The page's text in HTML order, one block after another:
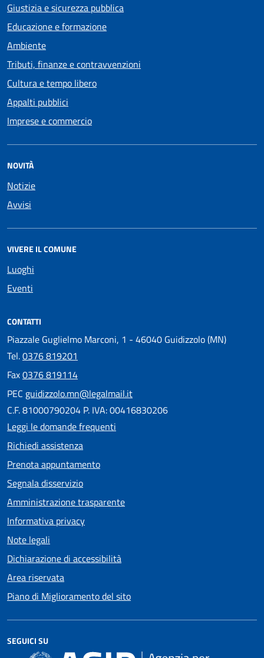
Giustizia e sicurezza pubblica
Educazione e formazione
Ambiente
Tributi, finanze e contravvenzioni
Cultura e tempo libero
Appalti pubblici
Imprese e commercio
NOVITÀ
Notizie
Avvisi
VIVERE IL COMUNE
Luoghi
Eventi
CONTATTI
Piazzale Guglielmo Marconi, 1 - 46040 Guidizzolo (MN)
Tel.0376 819201
Fax0376 819114
PEC guidizzolo.mn@legalmail.it
C.F. 81000790204 P. IVA: 00416830206
Leggi le domande frequenti
Richiedi assistenza
Prenota appuntamento
Segnala disservizio
Amministrazione trasparente
Informativa privacy
Note legali
Dichiarazione di accessibilità
Area riservata
Piano di Miglioramento del sito
SEGUICI SU